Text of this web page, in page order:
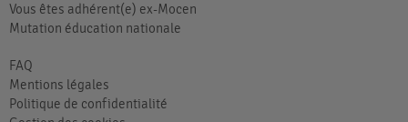
Vous êtes adhérent(e) ex-Mocen
Mutation éducation nationale
FAQ
Mentions légales
Politique de confidentialité